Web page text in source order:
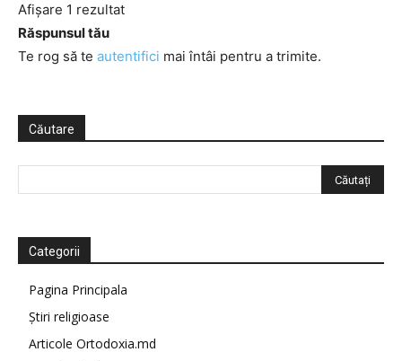
Afișare 1 rezultat
Răspunsul tău
Te rog să te autentifici mai întâi pentru a trimite.
Căutare
Categorii
Pagina Principala
Știri religioase
Articole Ortodoxia.md